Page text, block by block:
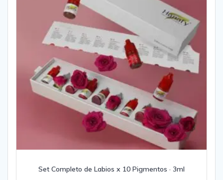
Set Completo de Labios x 10 Pigmentos · 3ml